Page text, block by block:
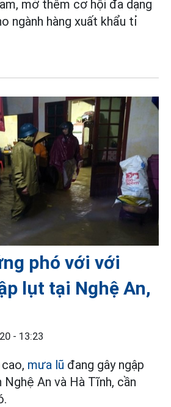
mở thêm cơ hội đa dạng
ngành hàng xuất khẩu tỉ
phó với với
lụt tại Nghệ An,
- 13:23
mưa lũ đang gây ngập
An và Hà Tĩnh, cần